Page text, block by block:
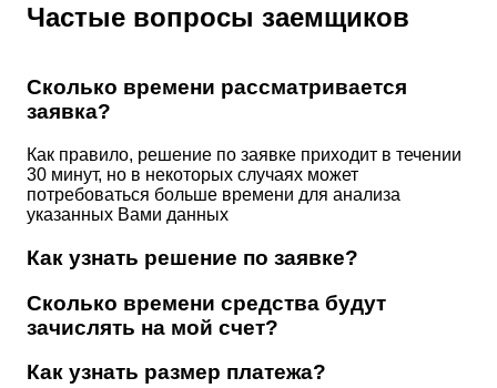
Частые вопросы заемщиков
Сколько времени рассматривается
заявка?
Как правило, решение по заявке приходит в течении
30 минут, но в некоторых случаях может
потребоваться больше времени для анализа
указанных Вами данных
Как узнать решение по заявке?
Сколько времени средства будут
зачислять на мой счет?
Как узнать размер платежа?